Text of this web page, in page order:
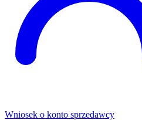
Wniosek o konto sprzedawcy